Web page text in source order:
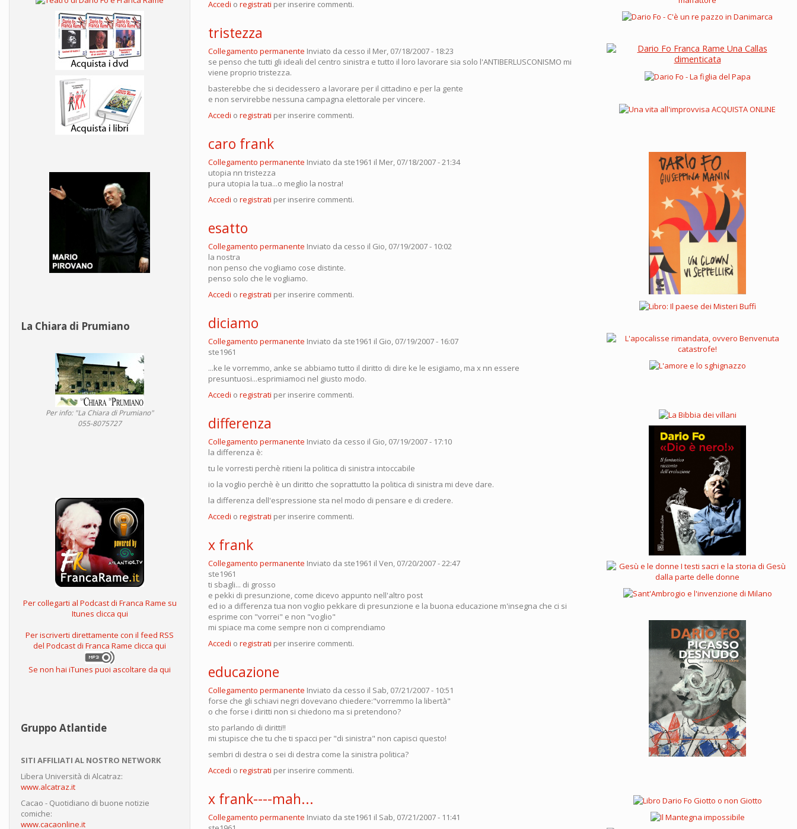
La Chiara di Prumiano
Per info: "La Chiara di Prumiano"
055-8075727
Per collegarti al Podcast di Franca Rame su
Itunes clicca qui
Per iscriverti direttamente con il feed RSS
del Podcast di Franca Rame clicca qui
Se non hai iTunes puoi ascoltare da qui
Gruppo Atlantide
SITI AFFILIATI AL NOSTRO NETWORK
Libera Università di Alcatraz:
www.alcatraz.it
Cacao - Quotidiano di buone notizie
comiche:
www.cacaonline.it
Accedi o registrati per inserire commenti.
tristezza
Collegamento permanente Inviato da cesso il Mer, 07/18/2007 - 18:23
se penso che tutti gli ideali del centro sinistra e tutto il loro lavorare sia solo l'ANTIBERLUSCONISMO mi
viene proprio tristezza.
basterebbe che si decidessero a lavorare per il cittadino e per la gente
e non servirebbe nessuna campagna elettorale per vincere.
Accedi o registrati per inserire commenti.
caro frank
Collegamento permanente Inviato da ste1961 il Mer, 07/18/2007 - 21:34
utopia nn tristezza
pura utopia la tua...o meglio la nostra!
Accedi o registrati per inserire commenti.
esatto
Collegamento permanente Inviato da cesso il Gio, 07/19/2007 - 10:02
la nostra
non penso che vogliamo cose distinte.
penso solo che le vogliamo.
Accedi o registrati per inserire commenti.
diciamo
Collegamento permanente Inviato da ste1961 il Gio, 07/19/2007 - 16:07
ste1961
...ke le vorremmo, anke se abbiamo tutto il diritto di dire ke le esigiamo, ma x nn essere
presuntuosi...esprimiamoci nel giusto modo.
Accedi o registrati per inserire commenti.
differenza
Collegamento permanente Inviato da cesso il Gio, 07/19/2007 - 17:10
la differenza è:
tu le vorresti perchè ritieni la politica di sinistra intoccabile
io la voglio perchè è un diritto che soprattutto la politica di sinistra mi deve dare.
la differenza dell'espressione sta nel modo di pensare e di credere.
Accedi o registrati per inserire commenti.
x frank
Collegamento permanente Inviato da ste1961 il Ven, 07/20/2007 - 22:47
ste1961
ti sbagli... di grosso
e pekki di presunzione, come dicevo appunto nell'altro post
ed io a differenza tua non voglio pekkare di presunzione e la buona educazione m'insegna che ci si
esprime con "vorrei" e non "voglio"
mi spiace ma come sempre non ci comprendiamo
Accedi o registrati per inserire commenti.
educazione
Collegamento permanente Inviato da cesso il Sab, 07/21/2007 - 10:51
forse che gli schiavi negri dovevano chiedere:"vorremmo la libertà"
o che forse i diritti non si chiedono ma si pretendono?
sto parlando di diritti!!
mi stupisce che tu che ti spacci per "di sinistra" non capisci questo!
sembri di destra o sei di destra come la sinistra politica?
Accedi o registrati per inserire commenti.
x frank----mah...
Collegamento permanente Inviato da ste1961 il Sab, 07/21/2007 - 11:41